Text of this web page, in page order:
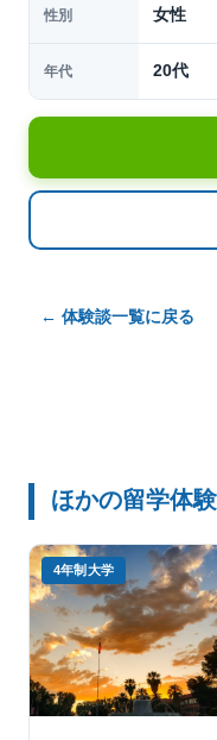
性別 女性
年代 20代
← 体験談一覧に戻る
ほかの留学体
4年制大学